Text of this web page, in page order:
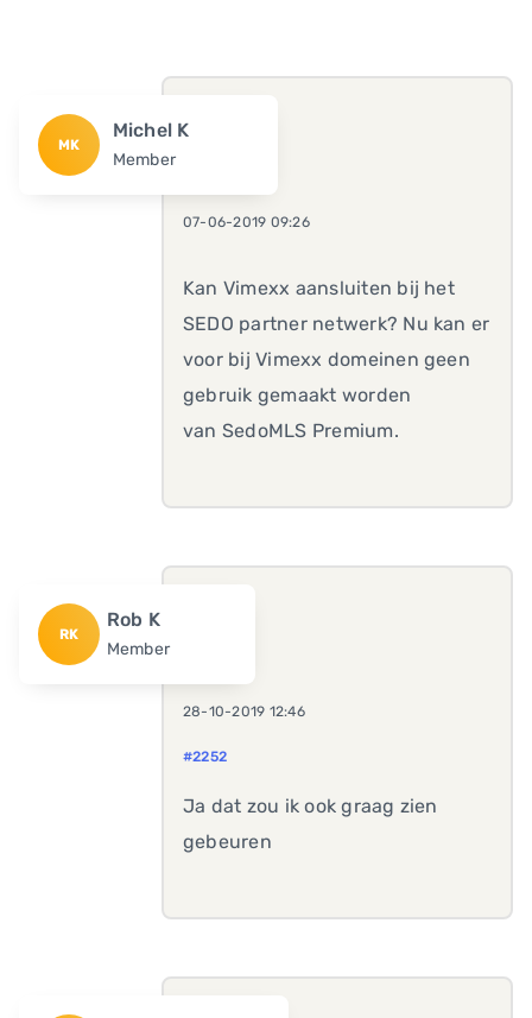
MK
Michel K
Member
07-06-2019 09:26
Kan Vimexx aansluiten bij het
SEDO partner netwerk? Nu kan er
voor bij Vimexx domeinen geen
gebruik gemaakt worden
van SedoMLS Premium.
RK
Rob K
Member
28-10-2019 12:46
#2252
Ja dat zou ik ook graag zien
gebeuren